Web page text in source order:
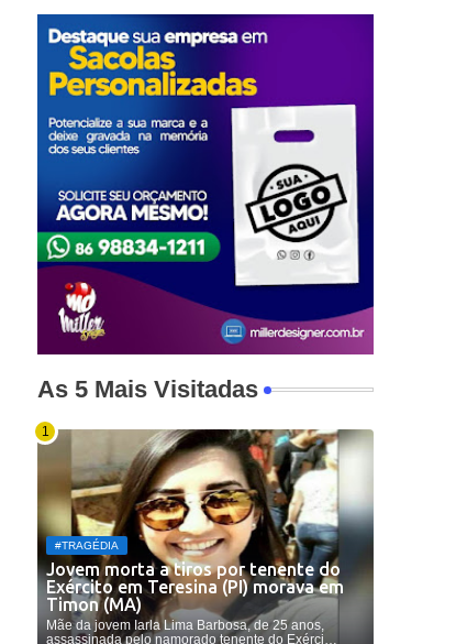
As 5 Mais Visitadas
#TRAGÉDIA
Jovem morta a tiros por tenente do
Exército em Teresina (PI) morava em
Timon (MA)
Mãe da jovem Iarla Lima Barbosa, de 25 anos,
assassinada pelo namorado tenente do Exérci…